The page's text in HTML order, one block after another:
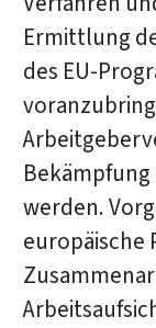
Ermittlung
des EU-
werden.
europäische